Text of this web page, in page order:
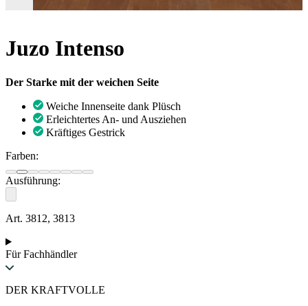
Juzo Intenso
Der Starke mit der weichen Seite
Weiche Innenseite dank Plüsch
Erleichtertes An- und Ausziehen
Kräftiges Gestrick
Farben:
Ausführung:
Art. 3812, 3813
Für Fachhändler
DER KRAFTVOLLE